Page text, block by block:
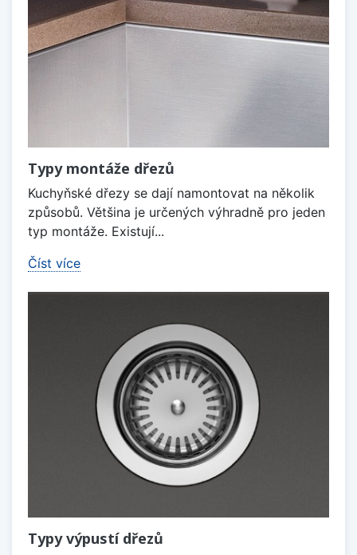
Typy montáže dřezů
Kuchyňské dřezy se dají namontovat na několik
způsobů. Většina je určených výhradně pro jeden
typ montáže. Existují...
Číst více
Typy výpustí dřezů